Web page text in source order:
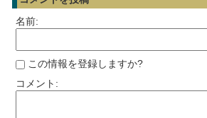
名前:
この情報を登録しますか?
コメント: